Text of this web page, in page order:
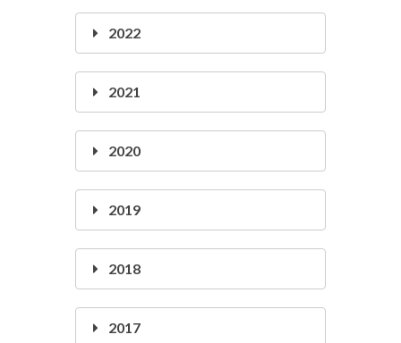
2022
2021
2020
2019
2018
2017